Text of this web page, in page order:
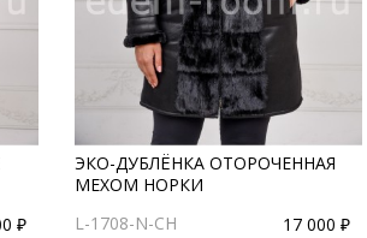
₽
ЭКО-ДУБЛЁНКА ОТОРОЧЕННАЯ
МЕХОМ НОРКИ
L-1708-N-CH
17 000 ₽